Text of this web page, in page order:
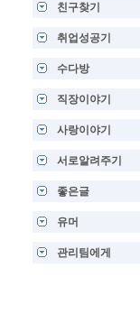
친구찾기
취업성공기
수다방
직장이야기
사랑이야기
서로알려주기
좋은글
유머
관리팀에게